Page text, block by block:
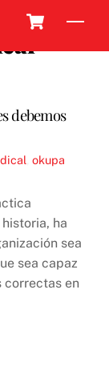
debemos
,okupa
ha
sea
sea capaz
correctas en